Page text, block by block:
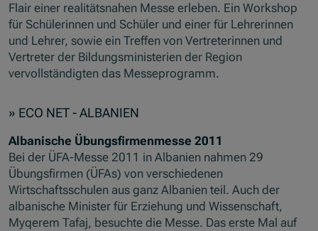
Flair einer realitätsnahen Messe erleben. Ein Workshop
für Schülerinnen und Schüler und einer für Lehrerinnen
und Lehrer, sowie ein Treffen von Vertreterinnen und
Vertreter der Bildungsministerien der Region
vervollständigten das Messeprogramm.
» ECO NET - ALBANIEN
Albanische Übungsfirmenmesse 2011
Bei der ÜFA-Messe 2011 in Albanien nahmen 29
Übungsfirmen (ÜFAs) von verschiedenen
Wirtschaftsschulen aus ganz Albanien teil. Auch der
albanische Minister für Erziehung und Wissenschaft,
Myqerem Tafaj, besuchte die Messe. Das erste Mal auf